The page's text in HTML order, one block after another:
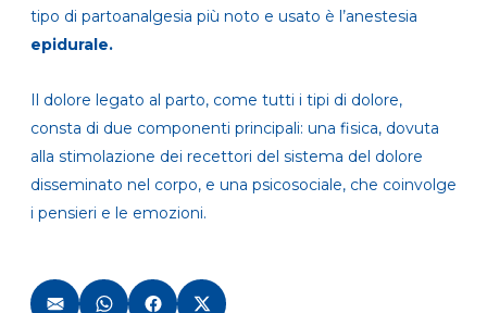
tipo di partoanalgesia più noto e usato è l’anestesia
epidurale.
Il dolore legato al parto, come tutti i tipi di dolore,
consta di due componenti principali: una fisica, dovuta
alla stimolazione dei recettori del sistema del dolore
disseminato nel corpo, e una psicosociale, che coinvolge
i pensieri e le emozioni.